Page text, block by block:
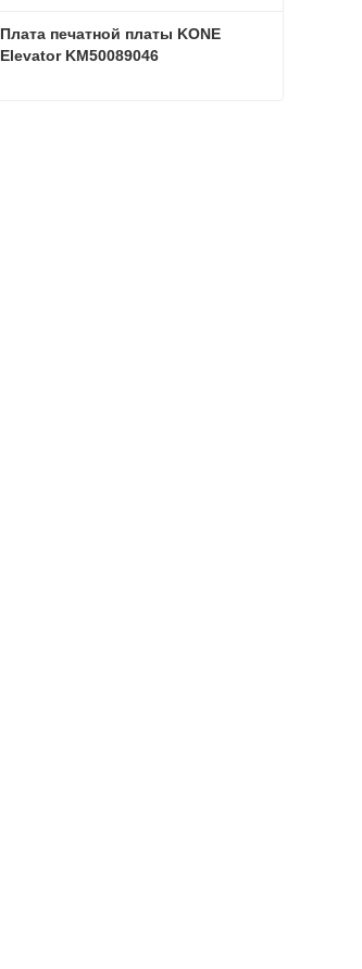
Плата печатной платы KONE
Elevator KM50089046